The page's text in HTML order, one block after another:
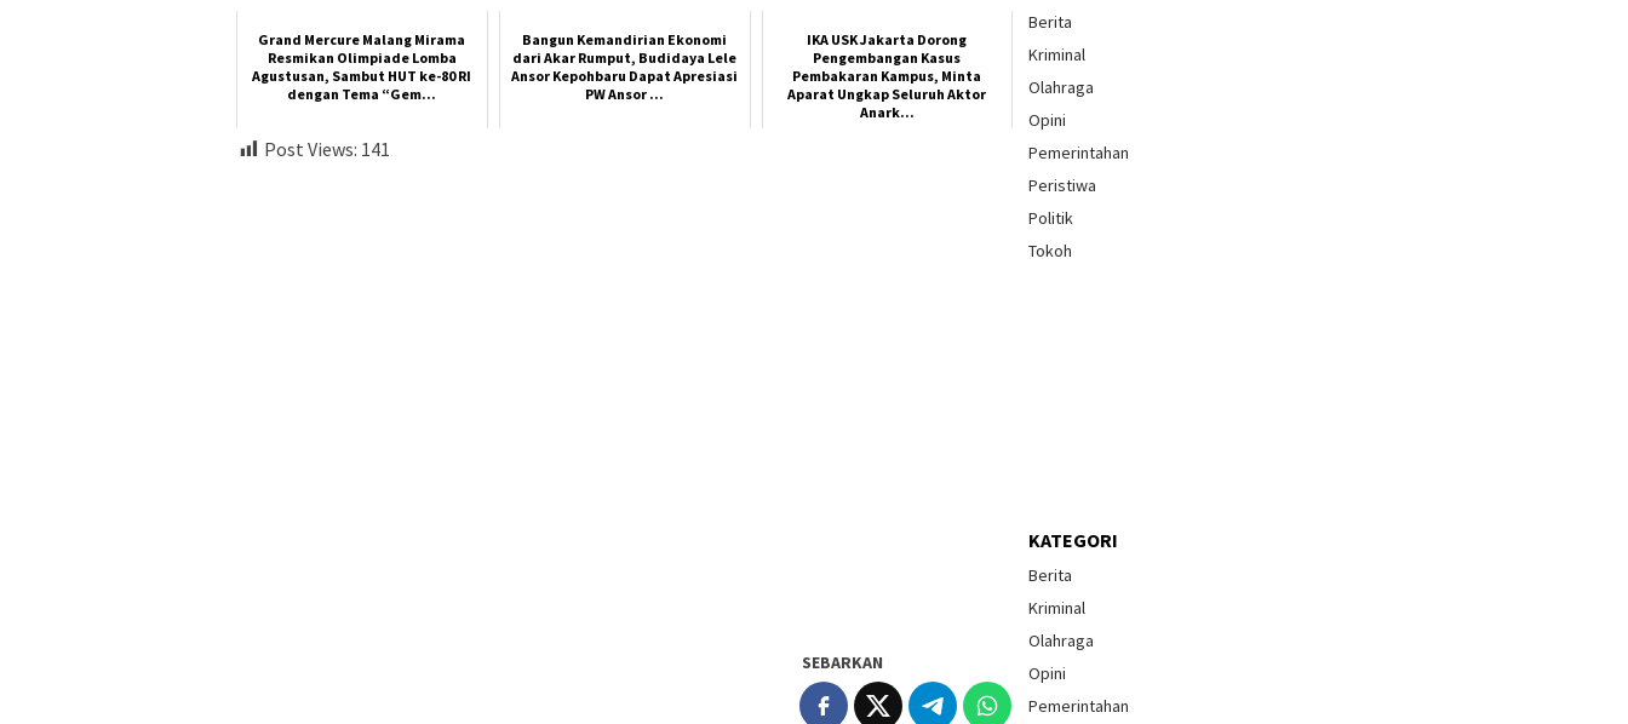
Grand Mercure Malang Mirama
Resmikan Olimpiade Lomba
Agustusan, Sambut HUT ke-80 RI
dengan Tema “Gem...
Bangun Kemandirian Ekonomi
dari Akar Rumput, Budidaya Lele
Ansor Kepohbaru Dapat Apresiasi
PW Ansor ...
IKA USK Jakarta Dorong
Pengembangan Kasus
Pembakaran Kampus, Minta
Aparat Ungkap Seluruh Aktor
Anark...
Post Views: 141
SEBARKAN
Berita
Kriminal
Olahraga
Opini
Pemerintahan
Peristiwa
Politik
Tokoh
KATEGORI
Berita
Kriminal
Olahraga
Opini
Pemerintahan